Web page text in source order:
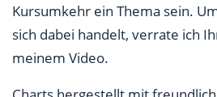
Kursumkehr ein Thema sein.
sich dabei handelt, verrate ich
meinem Video.